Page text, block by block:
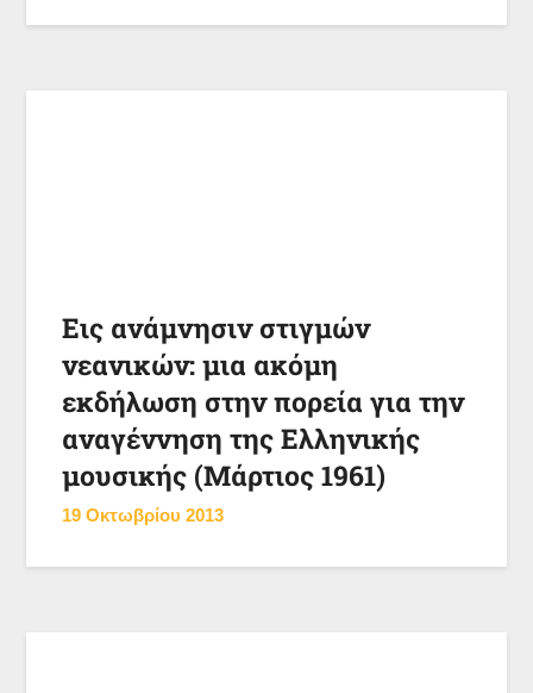
Εις ανάμνησιν στιγμών
νεανικών: μια ακόμη
εκδήλωση στην πορεία για την
αναγέννηση της Ελληνικής
μουσικής (Μάρτιος 1961)
19 Οκτωβρίου 2013